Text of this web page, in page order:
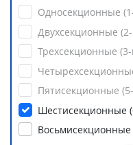
Односекционные
Двухсекционные
Трехсекционные
Пятисекционные
Шестисекционные